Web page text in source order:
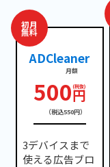
初月
無料
ADCleaner
月額
500円
（税込550円）
3デバイスまで
使える広告ブロ